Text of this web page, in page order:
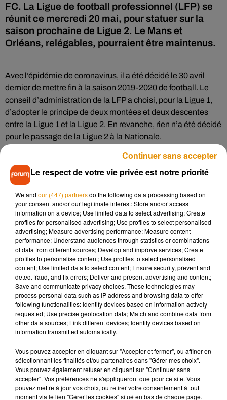
FC. La Ligue de football professionnel (LFP) se
réunit ce mercredi 20 mai, pour statuer sur la
saison prochaine de Ligue 2. Le Mans et
Orléans, relégables, pourraient être maintenus.
Avec l’épidémie de coronavirus, il a été décidé le 30 avril
dernier de mettre fin à la saison 2019-2020 de football. Le
conseil d’administration de la LFP a choisi, pour la Ligue 1,
d’adopter le principe de deux montées et deux descentes
entre la Ligue 1 et la Ligue 2. En revanche, rien n’a été décidé
pour le passage de la Ligue 2 à la Nationale.
doit se pencher sur la question ce mercredi, et voter
donc une éventuelle prochaine saison de Ligue 2 avec 22
clubs. Si ce scénario est voté, Le Mans FC (19ème ) et l’US
maintenus en Ligue 2. Réponse dans quelques heures…
Musique
5 août 2026
Après le film, bientôt une docu-série sur
le père de Michael Jackson
4 août 2026
Tiny Desk invite Charlie Puth pour une
live session solaire
Le respect de votre vie privée est notre priorité
We and our (447) partnersdo the following data processing based on
your consent and/or our legitimate interest: Store and/or access
information on a device; Use limited data to select advertising; Create
profiles for personalised advertising; Use profiles to select personalised
advertising; Measure advertising performance; Measure content
performance; Understand audiences through statistics or combinations
of data from different sources; Develop and improve services; Create
profiles to personalise content; Use profiles to select personalised
content; Use limited data to select content; Ensure security, prevent and
detect fraud, and fix errors; Deliver and present advertising and content;
Save and communicate privacy choices. These technologies may
process personal data such as IP address and browsing data to offer
following functionalities: Identify devices based on information actively
requested; Use precise geolocation data; Match and combine data from
other data sources; Link different devices; Identify devices based on
information transmitted automatically.
Vous pouvez accepter en cliquant sur "Accepter et fermer", ou affiner en
sélectionnant les finalités et/ou partenaires dans "Gérer mes choix".
Vous pouvez également refuser en cliquant sur "Continuer sans
accepter". Vos préférences ne s'appliqueront que pour ce site. Vous
pouvez mettre à jour vos choix, ou retirer votre consentement à tout
moment via le lien "Gérer les cookies" situé en bas de chaque page.
Continuer sans accepter